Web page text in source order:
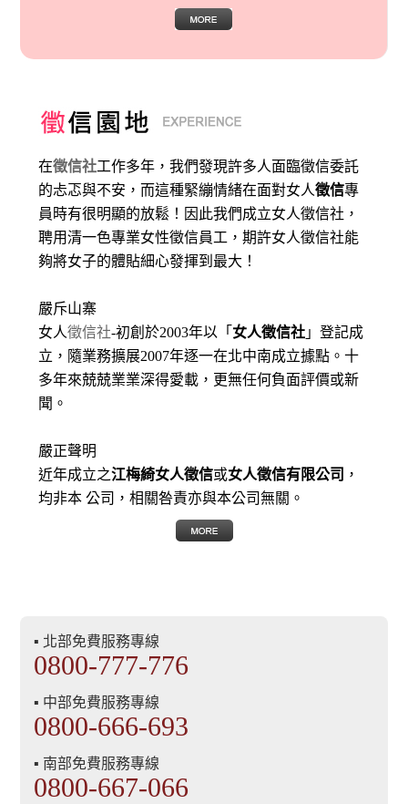
在徵信社工作多年，我們發現許多人面臨徵信委託
的忐忑與不安，而這種緊繃情緒在面對女人徵信專
員時有很明顯的放鬆！因此我們成立女人徵信社，
聘用清一色專業女性徵信員工，期許女人徵信社能
夠將女子的體貼細心發揮到最大 ！
嚴斥山寨
女人徵信社-初創於2003年以「 女人徵信社 」登記成
立，隨業務擴展2007年逐一在北中南成立據點。十
多年來兢兢業業深得愛載，更無任何負面評價或新
聞。
嚴正聲明
近年成立之江梅綺女人徵信或女人徵信有限公司 ，
均非本 公司，相關咎責亦與本公司無關。
▪ 北部免費服務專線
0800-777-776
▪ 中部免費服務專線
0800-666-693
▪ 南部免費服務專線
0800-667-066